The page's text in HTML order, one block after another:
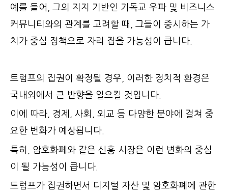
예를 들어, 그의 지지 기반인 기독교 우파 및 비즈니스
커뮤니티와의 관계를 고려할 때, 그들이 중시하는 가
치가 중심 정책으로 자리 잡을 가능성이 큽니다.
트럼프의 집권이 확정될 경우, 이러한 정치적 환경은
국내외에서 큰 반향을 일으킬 것입니다.
이에 따라, 경제, 사회, 외교 등 다양한 분야에 걸쳐 중
요한 변화가 예상됩니다.
특히, 암호화폐와 같은 신흥 시장은 이런 변화의 중심
이 될 가능성이 큽니다.
트럼프가 집권하면서 디지털 자산 및 암호화폐에 관한